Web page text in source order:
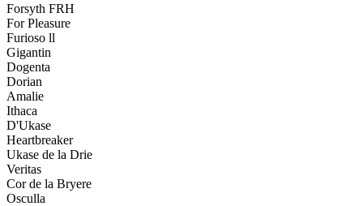
Forsyth FRH
For Pleasure
Furioso ll
Gigantin
Dogenta
Dorian
Amalie
Ithaca
D'Ukase
Heartbreaker
Ukase de la Drie
Veritas
Cor de la Bryere
Osculla